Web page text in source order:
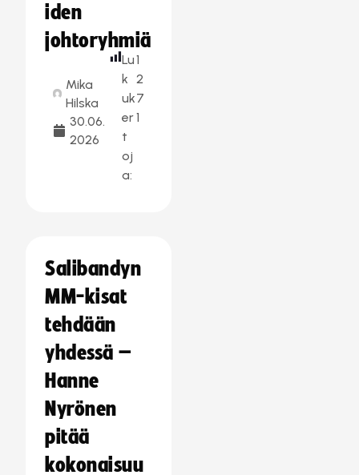
iden
johtoryhmiä
Mika
Hilska
30.06.
2026
Lu
k
uk
er
t
oj
a:
1
2
7
1
Salibandyn
MM-kisat
tehdään
yhdessä –
Hanne
Nyrönen
pitää
kokonaisuu